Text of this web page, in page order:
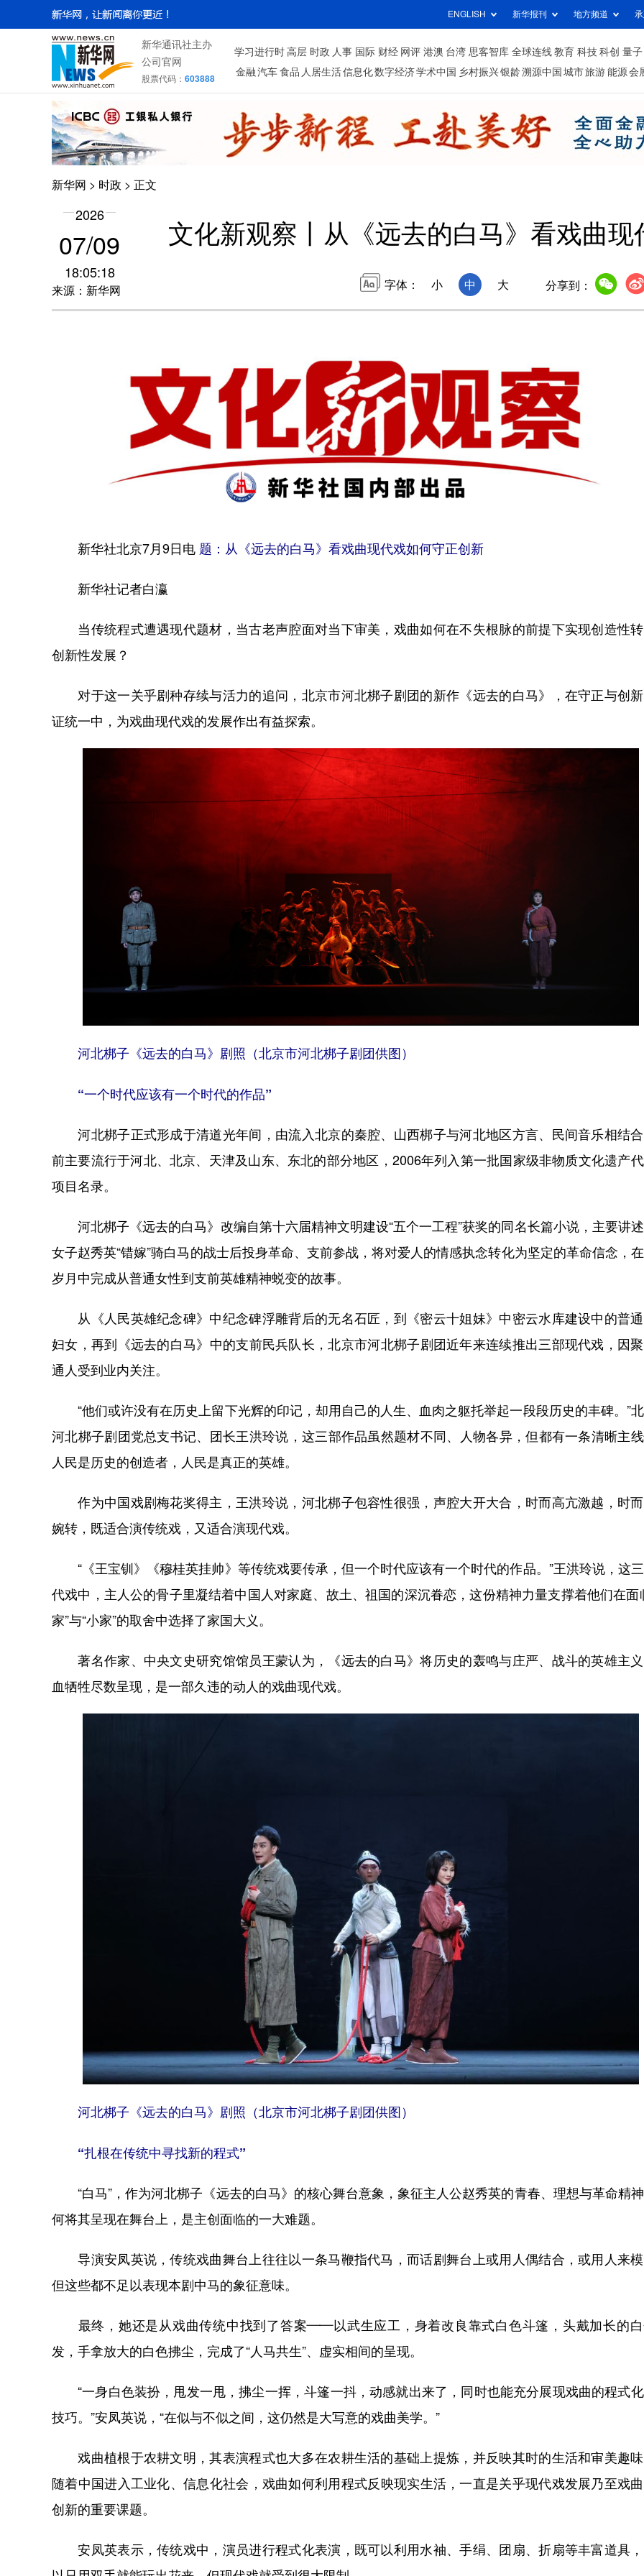
ENGLISH 新华报刊 地方频道
新华通讯社主办
公司官网
股票代码： 603888
学习进行时 高层 时政 人事 国际 财经 网评 港澳 台湾 思客智库 全球连线 教育 科技 科创 量子
金融 汽车 食品 人居生活信息化数字经济学术中国 乡村振兴银龄溯源中国 城市旅游 能源 会
新华网 > 时政 > 正文
2026
07/09
18:05:18
来源：新华网
文化新观察丨从《远去的白马》看戏曲现
字体： 小 中 大 分享到：
新华社北京7月9日电 题：从《远去的白马》看戏曲现代戏如何守正创新
新华社记者白瀛
当传统程式遭遇现代题材，当古老声腔面对当下审美，戏曲如何在不失根脉的前提下实现创造性
创新性发展？
对于这一关乎剧种存续与活力的追问，北京市河北梆子剧团的新作《远去的白马》，在守正与创
证统一中，为戏曲现代戏的发展作出有益探索。
河北梆子《远去的白马》剧照（北京市河北梆子剧团供图）
“一个时代应该有一个时代的作品”
河北梆子正式形成于清道光年间，由流入北京的秦腔、山西梆子与河北地区方言、民间音乐相结
前主要流行于河北、北京、天津及山东、东北的部分地区，2006年列入第一批国家级非物质文化遗产
项目名录。
河北梆子《远去的白马》改编自第十六届精神文明建设“五个一工程”获奖的同名长篇小说，主要讲
女子赵秀英“错嫁”骑白马的战士后投身革命、支前参战，将对爱人的情感执念转化为坚定的革命信念，
岁月中完成从普通女性到支前英雄精神蜕变的故事。
从《人民英雄纪念碑》中纪念碑浮雕背后的无名石匠，到《密云十姐妹》中密云水库建设中的普
妇女，再到《远去的白马》中的支前民兵队长，北京市河北梆子剧团近年来连续推出三部现代戏，因
通人受到业内关注。
“他们或许没有在历史上留下光辉的印记，却用自己的人生、血肉之躯托举起一段段历史的丰碑。”
河北梆子剧团党总支书记、团长王洪玲说，这三部作品虽然题材不同、人物各异，但都有一条清晰
人民是历史的创造者，人民是真正的英雄。
作为中国戏剧梅花奖得主，王洪玲说，河北梆子包容性很强，声腔大开大合，时而高亢激越，时
婉转，既适合演传统戏，又适合演现代戏。
“《王宝钏》《穆桂英挂帅》等传统戏要传承，但一个时代应该有一个时代的作品。”王洪玲说，这
代戏中，主人公的骨子里凝结着中国人对家庭、故土、祖国的深沉眷恋，这份精神力量支撑着他们在面
家”与“小家”的取舍中选择了家国大义。
著名作家、中央文史研究馆馆员王蒙认为，《远去的白马》将历史的轰鸣与庄严、战斗的英雄主
血牺牲尽数呈现，是一部久违的动人的戏曲现代戏。
河北梆子《远去的白马》剧照（北京市河北梆子剧团供图）
“扎根在传统中寻找新的程式”
“白马”，作为河北梆子《远去的白马》的核心舞台意象，象征主人公赵秀英的青春、理想与革命精
何将其呈现在舞台上，是主创面临的一大难题。
导演安凤英说，传统戏曲舞台上往往以一条马鞭指代马，而话剧舞台上或用人偶结合，或用人来
但这些都不足以表现本剧中马的象征意味。
最终，她还是从戏曲传统中找到了答案——以武生应工，身着改良靠式白色斗篷，头戴加长的
发，手拿放大的白色拂尘，完成了“人马共生”、虚实相间的呈现。
“一身白色装扮，甩发一甩，拂尘一挥，斗篷一抖，动感就出来了，同时也能充分展现戏曲的程式
技巧。”安凤英说，“在似与不似之间，这仍然是大写意的戏曲美学。”
戏曲植根于农耕文明，其表演程式也大多在农耕生活的基础上提炼，并反映其时的生活和审美趣
随着中国进入工业化、信息化社会，戏曲如何利用程式反映现实生活，一直是关乎现代戏发展乃至戏
创新的重要课题。
安凤英表示，传统戏中，演员进行程式化表演，既可以利用水袖、手绢、团扇、折扇等丰富道具